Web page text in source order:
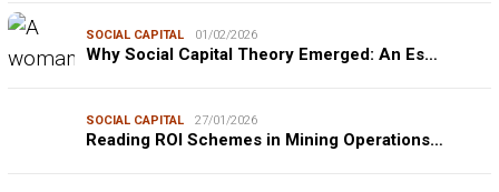
SOCIAL CAPITAL 01/02/2026
Why Social Capital Theory Emerged: An Es…
SOCIAL CAPITAL 27/01/2026
Reading ROI Schemes in Mining Operations…